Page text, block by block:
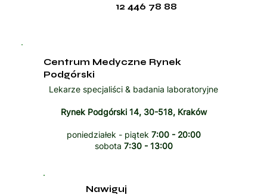
12 446 78 88
Centrum Medyczne Rynek
Podgórski
Lekarze specjaliści & badania laboratoryjne
Rynek Podgórski 14, 30-518, Kraków
poniedziałek - piątek 7:00 - 20:00
sobota 7:30 - 13:00
Nawiguj